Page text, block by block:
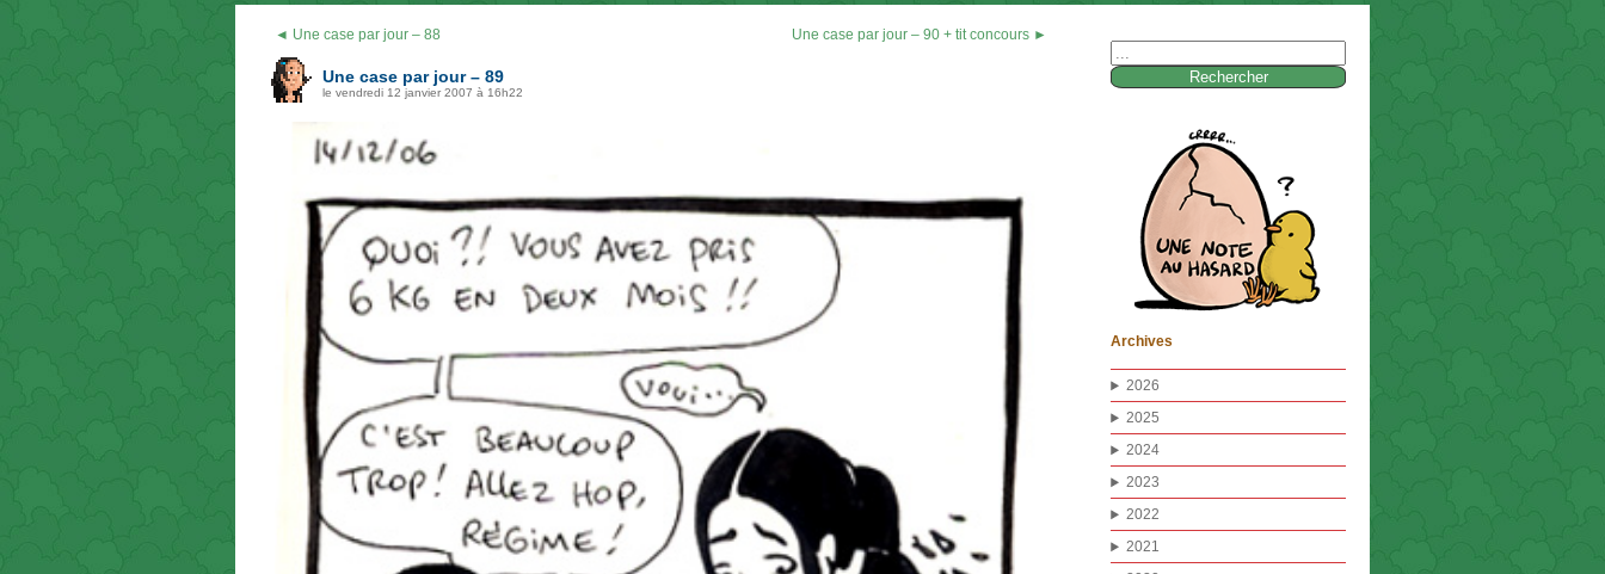
◄ Une case par jour – 88 Une case par jour – 90 + tit concours ►
Une case par jour – 89
le vendredi 12 janvier 2007 à 16h22
Archives
2026
2025
2024
2023
2022
2021